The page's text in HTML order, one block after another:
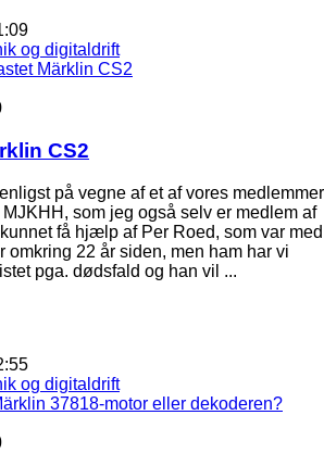
og digitaldrift
Märklin CS2
CS2
på vegne af et af vores medlemmer
som jeg også selv er medlem af
få hjælp af Per Roed, som var med
omkring 22 år siden, men ham har vi
pga. dødsfald og han vil ...
og digitaldrift
37818-motor eller dekoderen?